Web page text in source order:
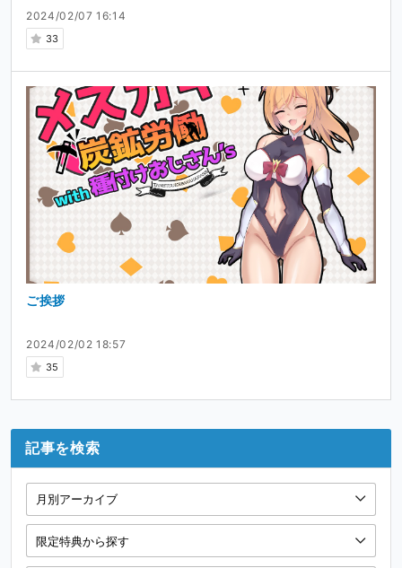
2024/02/07 16:14
33
2024/02/02 18:57
35
ご挨拶
記事を検索